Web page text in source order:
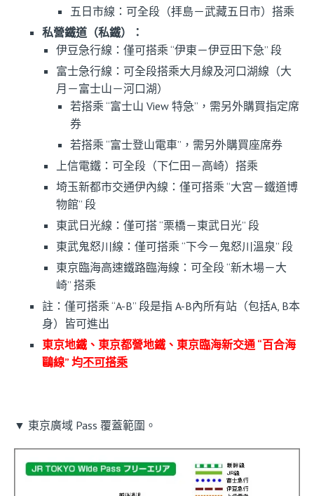
五日市線：可全段（拝島－武藏五日市）搭乘
私營鐵道（私鐵）：
伊豆急行線：僅可搭乘 “伊東－伊豆田下急” 段
富士急行線：可全段搭乘大月線及河口湖線（大
月－富士山－河口湖）
若搭乘 “富士山 View 特急”，需另外購買指定席
券
若搭乘 “富士登山電車”，需另外購買座席券
上信電鐵：可全段（下仁田－高崎）搭乘
埼玉新都市交通伊內線：僅可搭乘 “大宮－鐵道博
物館” 段
東武日光線：僅可搭 “栗橋－東武日光” 段
東武鬼怒川線：僅可搭乘 “下今－鬼怒川溫泉” 段
東京臨海高速鐵路臨海線：可全段 “新木場－大
崎” 搭乘
註：僅可搭乘 “A-B” 段是指 A-B內所有站（包括A, B本
身）皆可進出
東京地鐵、東京都營地鐵、東京臨海新交通 “百合海
鷗線” 均不可搭乘
▼ 東京廣域 Pass 覆蓋範圍。